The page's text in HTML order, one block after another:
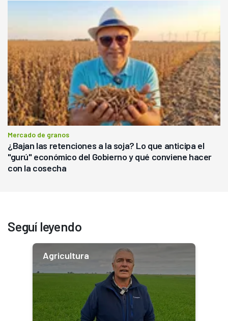
Mercado de granos
¿Bajan las retenciones a la soja? Lo que anticipa el
"gurú" económico del Gobierno y qué conviene hacer
con la cosecha
Seguí leyendo
Agricultura